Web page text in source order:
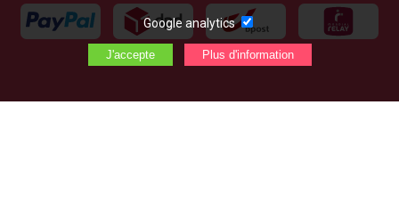
Google analytics